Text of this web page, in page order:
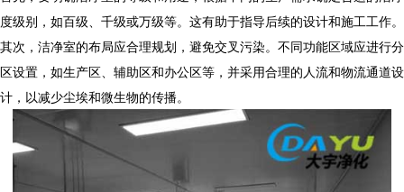
度级别，如百级、千级或万级等。这有助于指导后续的设计和施工工作。
其次，洁净室的布局应合理规划，避免交叉污染。不同功能区域应进行分
区设置，如生产区、辅助区和办公区等，并采用合理的人流和物流通道设
计，以减少尘埃和微生物的传播。